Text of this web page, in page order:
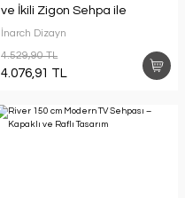
ve İkili Zigon Sehpa ile
Fonksiyonel Mobilya
İnarch Dizayn
4.529,90 TL
4.076,91 TL